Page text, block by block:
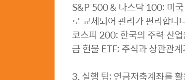
S&P 500 & 나스닥 100: 미국
로 교체되어 관리가 편리합니
코스피 200: 한국의 주력 산
금 현물 ETF: 주식과 상관관
3. 실행 팁: 연금저축계좌를